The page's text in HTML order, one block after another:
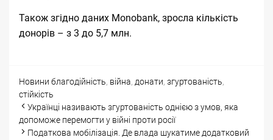
Також згідно даних Monobank, зросла кількість
донорів – з 3 до 5,7 млн.
Categories
Новини Tags
благодійність, війна, донати, згуртованість,
стійкість
Post
navigation
Українці називають згуртованість однією з умов, яка
допоможе перемогти у війні проти росії
Податкова мобілізація. Де влада шукатиме додатковий